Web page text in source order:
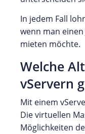
In jedem Fall
wenn man
mieten möchte.
Welche
vServern
Mit einem
Die virtuellen
Möglichkeiten